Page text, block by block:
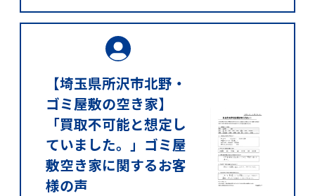
【埼玉県所沢市北野・
ゴミ屋敷の空き家】
「買取不可能と想定し
ていました。」ゴミ屋
敷空き家に関するお客
様の声